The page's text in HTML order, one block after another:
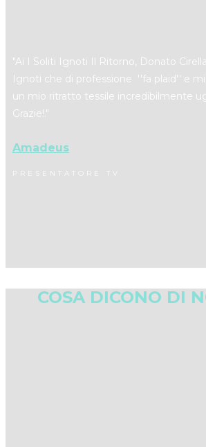
"​Ai I Soliti Ignoti Il Ritorno, Donato
Ignoti che di professione ''fa plaid'' e
un mio ritratto tessile incredibilmente
Grazie!."
Amadeus
PRESENTATORE TV
COSA DICONO DI